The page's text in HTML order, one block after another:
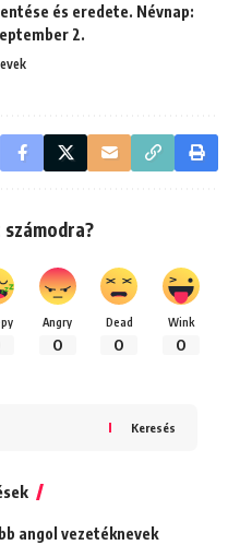
és eredete. Névnap:
2.
Angry
0
Dead
0
Wink
0
Keresés
angol vezetéknevek